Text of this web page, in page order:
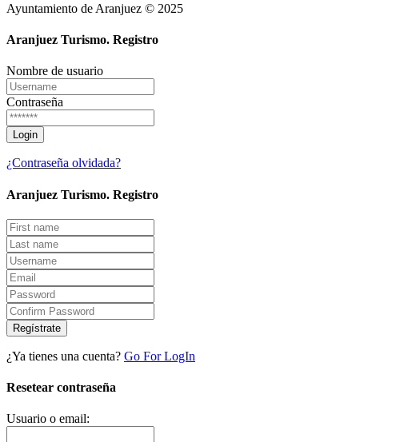
Ayuntamiento de Aranjuez © 2025
Aranjuez Turismo. Registro
Nombre de usuario
Contraseña
¿Contraseña olvidada?
Aranjuez Turismo. Registro
Regístrate
¿Ya tienes una cuenta? Go For LogIn
Resetear contraseña
Usuario o email: